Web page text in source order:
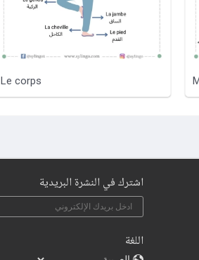
Le corps
اشترك في النشرة البريدية
اللغة